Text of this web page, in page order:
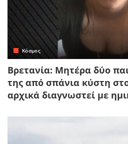
Κόσμος
Βρετανία: Μητέρα δύο
της από σπάνια κύστη
αρχικά διαγνωστεί με